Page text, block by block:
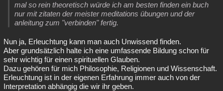
mal so rein theoretisch würde ich am besten finden ein buch
nur mit zitaten der meister meditations übungen und der
anleitung zum "verbinden" fertig.
Nun ja, Erleuchtung kann man auch Unwissend finden.
Aber grundsätzlich halte ich eine umfassende Bildung schon für
sehr wichtig für einen spirituellen Glauben.
Dazu gehören für mich Philosophie, Religionen und Wissenschaft.
Erleuchtung ist in der eigenen Erfahrung immer auch von der
Interpretation abhängig die wir ihr geben.